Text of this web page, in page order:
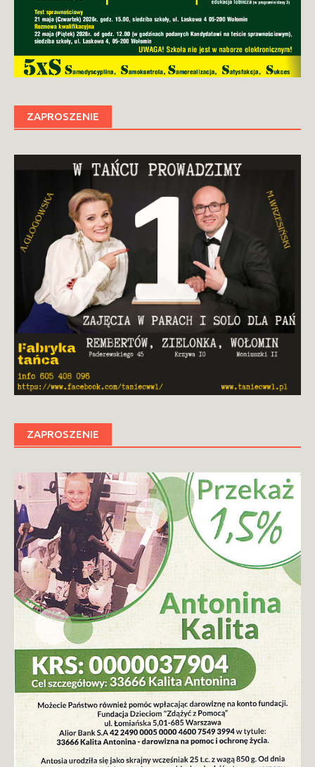
ZAPROSZENIE
ZAPROSZENIE